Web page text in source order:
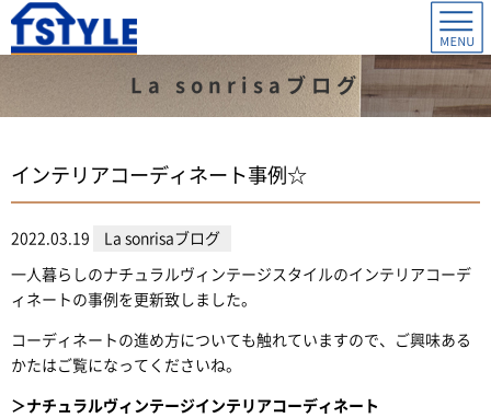
La sonrisaブログ
インテリアコーディネート事例☆
2022.03.19 La sonrisaブログ
一人暮らしのナチュラルヴィンテージスタイルのインテリアコーデ
ィネートの事例を更新致しました。
コーディネートの進め方についても触れていますので、ご興味ある
かたはご覧になってくださいね。
＞ナチュラルヴィンテージインテリアコーディネート